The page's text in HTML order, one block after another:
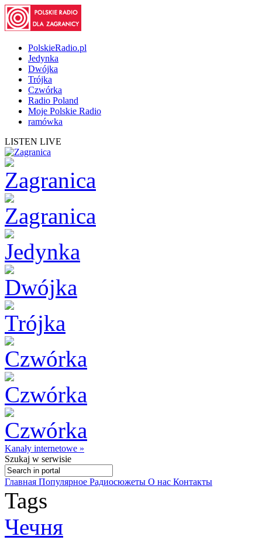
PolskieRadio.pl
Jedynka
Dwójka
Trójka
Czwórka
Radio Poland
Moje Polskie Radio
ramówka
LISTEN LIVE
Kanały internetowe »
Szukaj w serwisie
Главная Популярное Радиосюжеты О нас Контакты
Tags
Чечня